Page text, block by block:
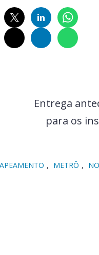
Entrega
para os
, METRÔ ,